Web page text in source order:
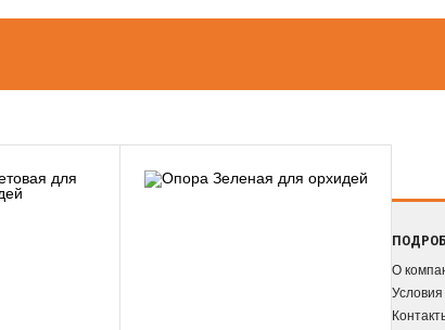
О